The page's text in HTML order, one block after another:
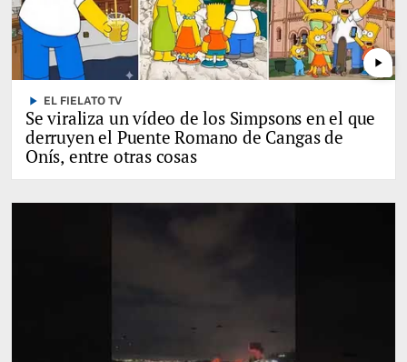
play_arrow
play_arrow EL FIELATO TV
Se viraliza un vídeo de los Simpsons en el que
derruyen el Puente Romano de Cangas de
Onís, entre otras cosas